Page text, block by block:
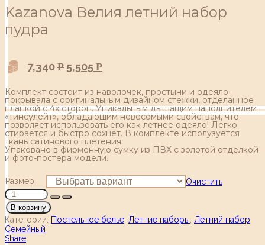
Kazanova Велия летний набор
пудра
7,340Р 5,505 Р
Комплект состоит из наволочек, простыни и одеяло-
покрывала с оригинальным дизайном стежки, отделанное
планкой с 4х сторон. Уникальным дышащим наполнителем
«тинсулейт», обладающим невесомыми свойствам, что
позволяет использовать его как летнее одеяло! Легко
стирается и быстро сохнет. В комплекте исполузуется
ткань сатинового плетения.
Упаковано в фирменную сумку из ПВХ c золотой отделкой
и фото-постера модели.
Размер Очистить
В корзину
Категории: Постельное белье Летние наборы Летний набор
Семейный
Share